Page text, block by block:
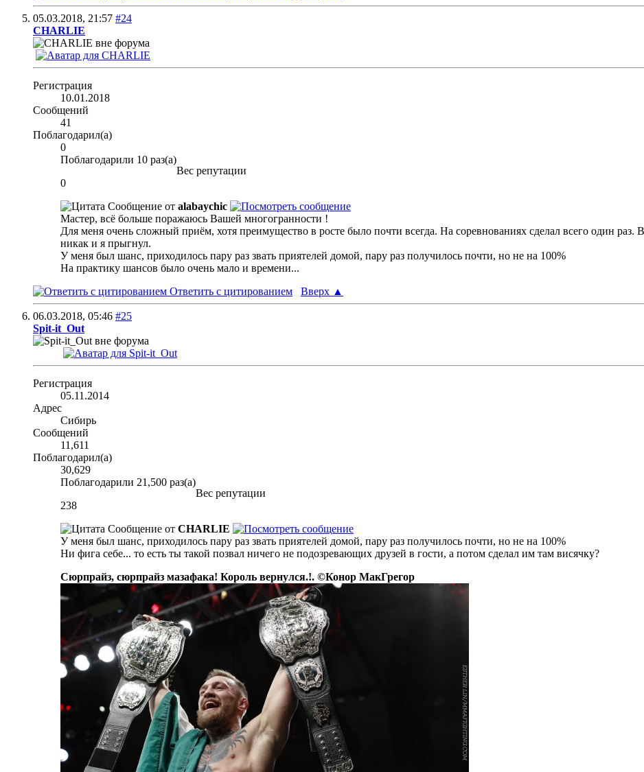
05.03.2018, 21:57 #24
CHARLIE
Регистрация
10.01.2018
Сообщений
41
Поблагодарил(а)
0
Поблагодарили 10 раз(а)
Вес репутации
0
Сообщение от alabaychic
Мастер, всё больше поражаюсь Вашей многогранности !
Для меня очень сложный приём, хотя преимущество в росте было почти всегда. На соревнованиях сделал всего один раз.
никак и я прыгнул.
У меня был шанс, приходилось пару раз звать приятелей домой, пару раз получилось почти, но не на 100%
На практику шансов было очень мало и времени...
Ответить с цитированием
Вверх ▲
06.03.2018, 05:46 #25
Spit-it_Out
Регистрация
05.11.2014
Адрес
Сибирь
Сообщений
11,611
Поблагодарил(а)
30,629
Поблагодарили 21,500 раз(а)
Вес репутации
238
Сообщение от CHARLIE
У меня был шанс, приходилось пару раз звать приятелей домой, пару раз получилось почти, но не на 100%
Ни фига себе... то есть ты такой позвал ничего не подозревающих друзей в гости, а потом сделал им там висячку?
Сюрпрайз, сюрпрайз мазафака! Король вернулся.!. ©Конор МакГрегор